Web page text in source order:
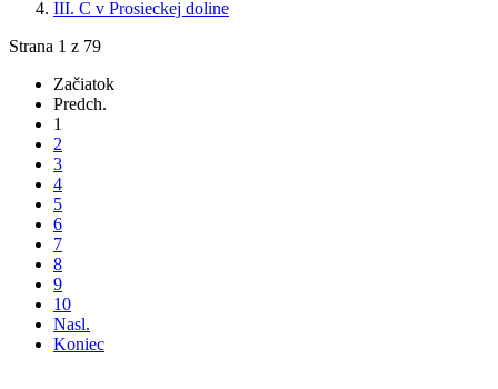
III. C v Prosieckej doline
Strana 1 z 79
Začiatok
Predch.
1
2
3
4
5
6
7
8
9
10
Nasl.
Koniec